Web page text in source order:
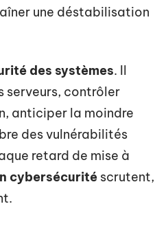
une déstabilisation
des systèmes. Il
serveurs, contrôler
anticiper la moindre
des vulnérabilités
retard de mise à
cybersécurité scrutent,